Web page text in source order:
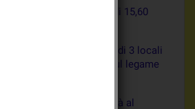
all'unità al prezzo di 15,60
sul legame Qui
un'offerta speciale di 3 locali
TTC, convalidare sul legame
compatibile all'unità al